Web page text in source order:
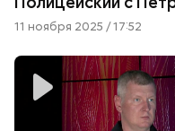
11 ноября 2025 / 17:52